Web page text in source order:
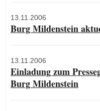
13.11.2006
Burg Mildenstein
13.11.2006
Einladung zum
Burg Mildenstein